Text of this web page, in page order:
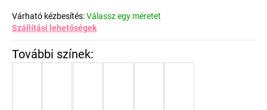
Várható kézbesítés:Válassz egy méretet
Szállítási lehetőségek